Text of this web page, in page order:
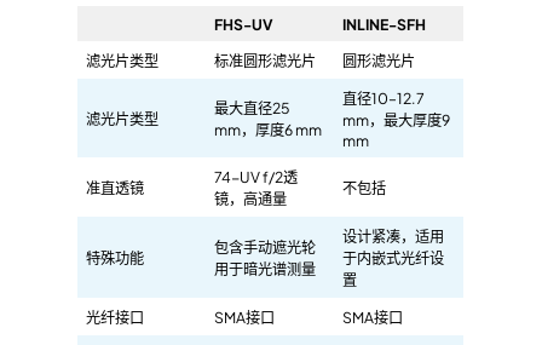
FHS-UV
INLINE-SFH
滤光片类型
标准圆形滤光片 圆形滤光片
滤光片类型
最大直径25
mm，厚度6 mm
直径10–12.7
mm，最大厚度9
mm
准直透镜
74-UV f/2透
镜，高通量
不包括
特殊功能
包含手动遮光轮
用于暗光谱测量
设计紧凑，适用
于内嵌式光纤设
置
光纤接口
SMA接口 SMA接口